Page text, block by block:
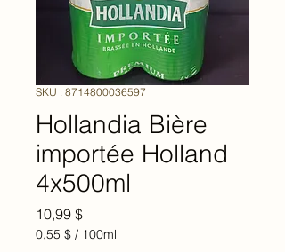
SKU : 8714800036597
Hollandia Bière
importée Holland
4x500ml
10,99 $Prix
0,55 $ / 100ml